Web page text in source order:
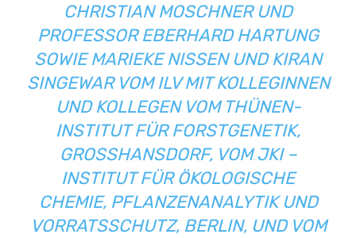
CHRISTIAN MOSCHNER UND
PROFESSOR EBERHARD HARTUNG
SOWIE MARIEKE NISSEN UND KIRAN
SINGEWAR VOM ILV MIT KOLLEGINNEN
UND KOLLEGEN VOM THÜNEN-
INSTITUT FÜR FORSTGENETIK,
GROSSHANSDORF, VOM JKI – I
NSTITUT FÜR ÖKOLOGISCHE C
HEMIE, PFLANZENANALYTIK UND V
ORRATSSCHUTZ, BERLIN, UND VOM C